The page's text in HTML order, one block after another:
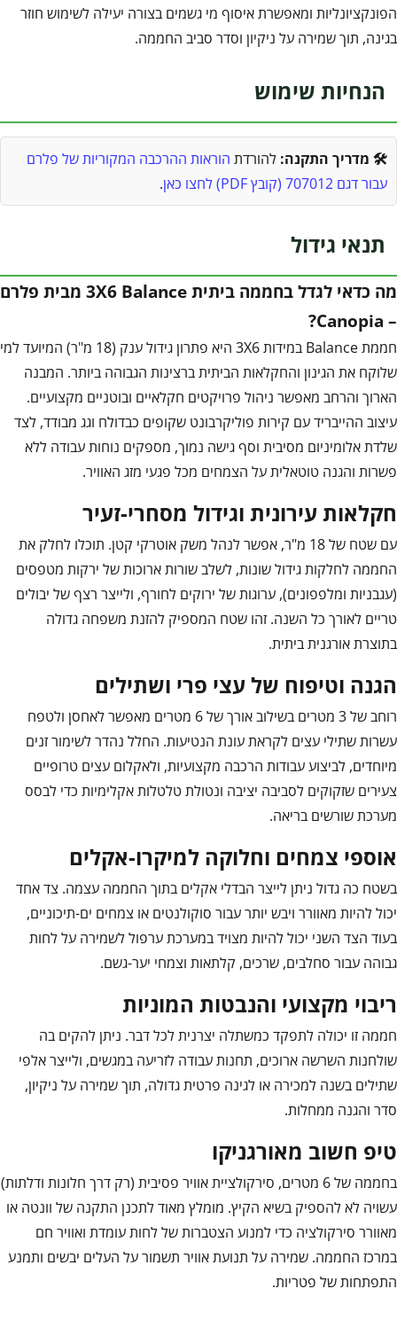
הפונקציונליות ומאפשרת איסוף מי גשמים בצורה יעילה לשימוש חוזר
בגינה, תוך שמירה על ניקיון וסדר סביב החממה.
הנחיות שימוש
🛠️ מדריך התקנה: להורדת הוראות ההרכבה המקוריות של פלרם
עבור דגם 707012 (קובץ PDF) לחצו כאן
.
תנאי גידול
מה כדאי לגדל בחממה ביתית 3X6 Balance מבית פלרם
– Canopia?
חממת Balance במידות 3X6 היא פתרון גידול ענק (18 מ"ר) המיועד למי
שלוקח את הגינון והחקלאות הביתית ברצינות הגבוהה ביותר. המבנה
הארוך והרחב מאפשר ניהול פרויקטים חקלאיים ובוטניים מקצועיים.
עיצוב ההייבריד עם קירות פוליקרבונט שקופים כבדולח וגג מבודד, לצד
שלדת אלומיניום מסיבית וסף גישה נמוך, מספקים נוחות עבודה ללא
פשרות והגנה טוטאלית על הצמחים מכל פגעי מזג האוויר.
חקלאות עירונית וגידול מסחרי-זעיר
עם שטח של 18 מ"ר, אפשר לנהל משק אוטרקי קטן. תוכלו לחלק את
החממה לחלקות גידול שונות, לשלב שורות ארוכות של ירקות מטפסים
(עגבניות ומלפפונים), ערוגות של ירוקים לחורף, ולייצר רצף של יבולים
טריים לאורך כל השנה. זהו שטח המספיק להזנת משפחה גדולה
בתוצרת אורגנית ביתית.
הגנה וטיפוח של עצי פרי ושתילים
רוחב של 3 מטרים בשילוב אורך של 6 מטרים מאפשר לאחסן ולטפח
עשרות שתילי עצים לקראת עונת הנטיעות. החלל נהדר לשימור זנים
מיוחדים, לביצוע עבודות הרכבה מקצועיות, ולאקלום עצים טרופיים
צעירים שזקוקים לסביבה יציבה ונטולת טלטלות אקלימיות כדי לבסס
מערכת שורשים בריאה.
אוספי צמחים וחלוקה למיקרו-אקלים
בשטח כה גדול ניתן לייצר הבדלי אקלים בתוך החממה עצמה. צד אחד
יכול להיות מאוורר ויבש יותר עבור סוקולנטים או צמחים ים-תיכוניים,
בעוד הצד השני יכול להיות מצויד במערכת ערפול לשמירה על לחות
גבוהה עבור סחלבים, שרכים, קלתאות וצמחי יער-גשם.
ריבוי מקצועי והנבטות המוניות
חממה זו יכולה לתפקד כמשתלה יצרנית לכל דבר. ניתן להקים בה
שולחנות השרשה ארוכים, תחנות עבודה לזריעה במגשים, ולייצר אלפי
שתילים בשנה למכירה או לגינה פרטית גדולה, תוך שמירה על ניקיון,
סדר והגנה ממחלות.
טיפ חשוב מאורגניקו
בחממה של 6 מטרים, סירקולציית אוויר פסיבית (רק דרך חלונות ודלתות)
עשויה לא להספיק בשיא הקיץ. מומלץ מאוד לתכנן התקנה של וונטה או
מאוורר סירקולציה כדי למנוע הצטברות של לחות עומדת ואוויר חם
במרכז החממה. שמירה על תנועת אוויר תשמור על העלים יבשים ותמנע
התפתחות של פטריות.